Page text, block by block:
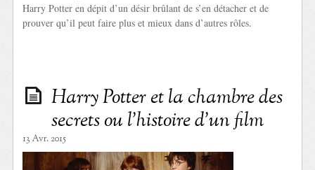
Harry Potter en dépit d’un désir brûlant de s’en détacher et de
prouver qu’il peut faire plus et mieux dans d’autres rôles.
Harry Potter et la chambre des
secrets ou l’histoire d’un film
13 Avr. 2015